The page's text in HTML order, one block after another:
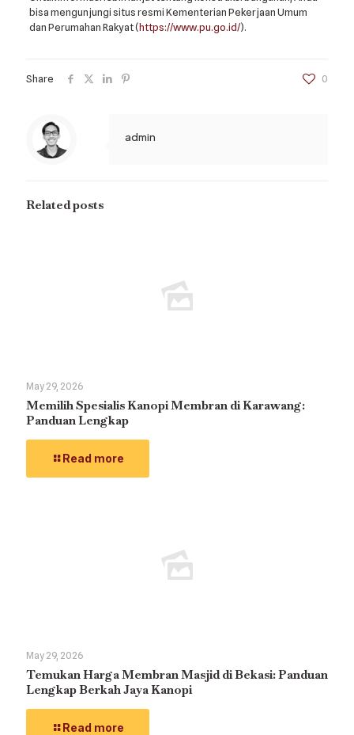
bisa mengunjungi situs resmi Kementerian Pekerjaan Umum
dan Perumahan Rakyat (https://www.pu.go.id/).
Share 0
admin
Related posts
May 29, 2026
Memilih Spesialis Kanopi Membran di Karawang:
Panduan Lengkap
Read more
May 29, 2026
Temukan Harga Membran Masjid di Bekasi: Panduan
Lengkap Berkah Jaya Kanopi
Read more